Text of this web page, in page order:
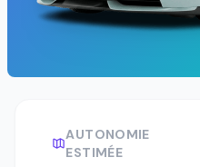
AUTONOMIE
ESTIMÉE